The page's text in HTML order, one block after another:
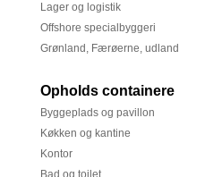
Lager og logistik
Offshore specialbyggeri
Grønland, Færøerne, udland
Opholds containere
Byggeplads og pavillon
Køkken og kantine
Kontor